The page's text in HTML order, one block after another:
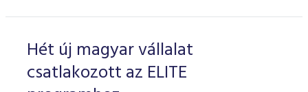
Hét új magyar vállalat
csatlakozott az ELITE